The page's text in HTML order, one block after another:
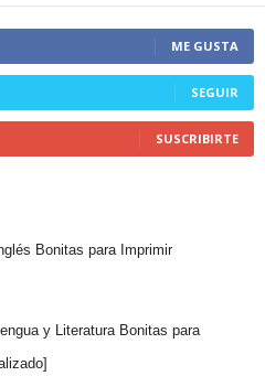
ME GUSTA
SEGUIR
SUSCRIBIRTE
Bonitas para Imprimir
y Literatura Bonitas para